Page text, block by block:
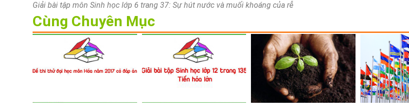
Giải bài tập môn Sinh học lớp 6 trang 37: Sự hút nước và muối khoáng của rễ
Cùng Chuyên Mục